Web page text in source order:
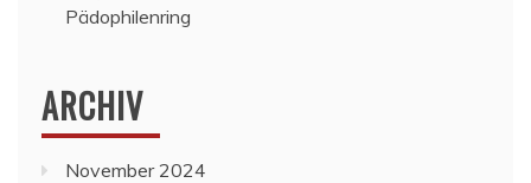
Pädophilenring
ARCHIV
November 2024